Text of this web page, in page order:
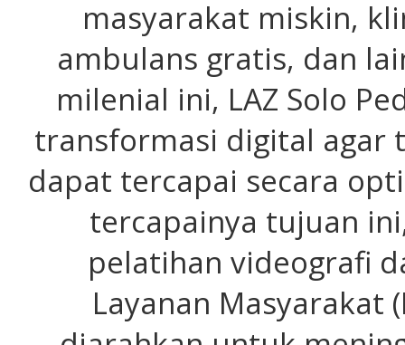
masyarakat miskin,
ambulans gratis, dan
milenial ini, LAZ Solo
transformasi digital agar
dapat tercapai secara
tercapainya tujuan
pelatihan videografi
Layanan Masyarakat